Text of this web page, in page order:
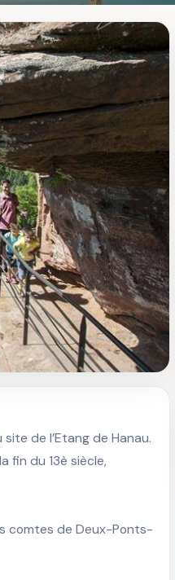
de l’Etang de Hanau.
fin du 13è siècle,
comtes de Deux-Ponts-